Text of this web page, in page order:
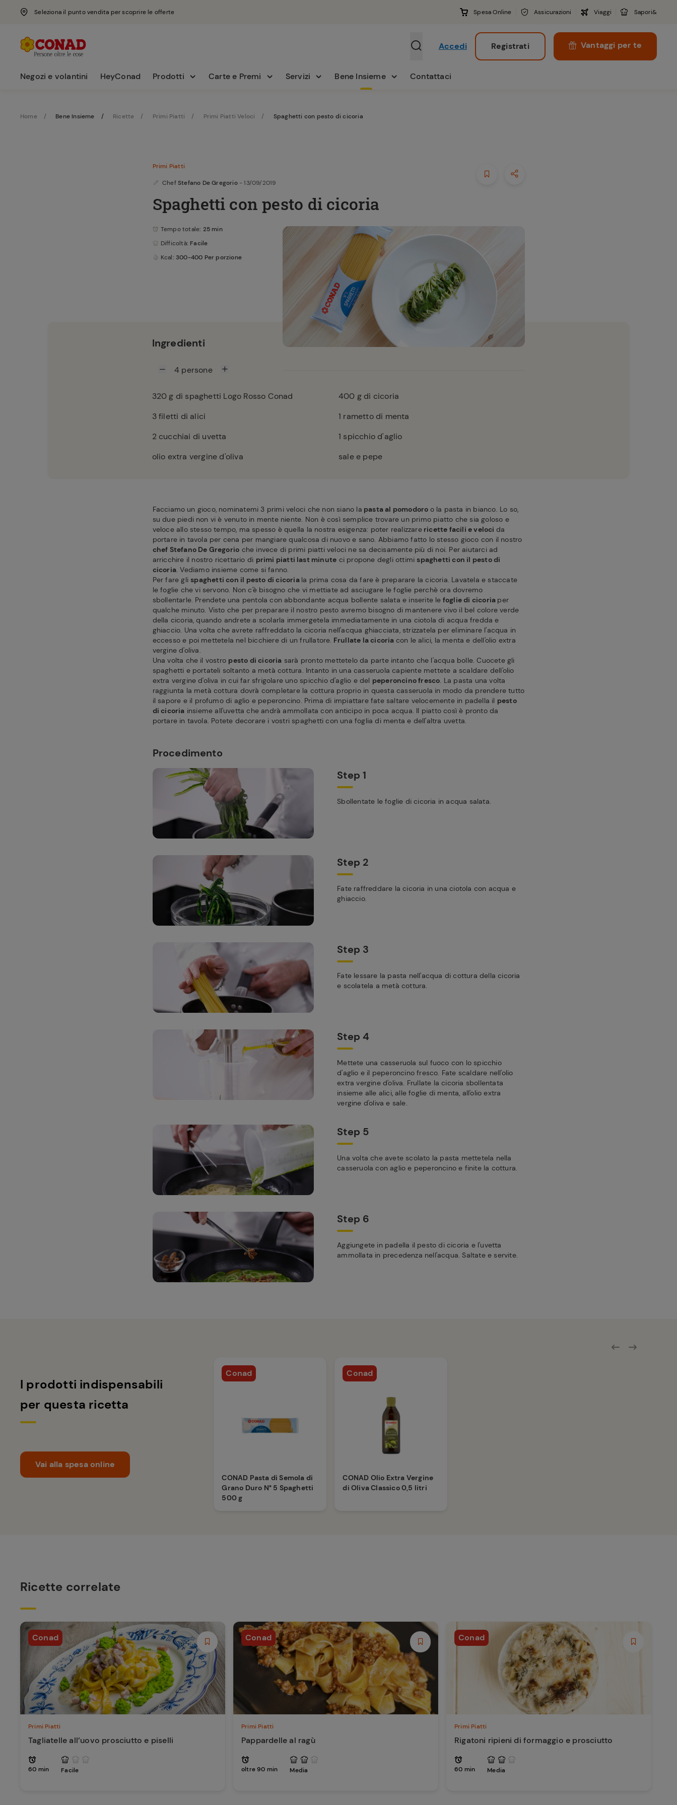
Seleziona il punto vendita per scoprire le offerte Spesa Online Assicurazioni Viaggi Sapori&
Accedi Registrati Vantaggi per te
Negozi e volantini HeyConad Prodotti Carte e Premi Servizi Bene Insieme Contattaci
Home Bene Insieme Ricette Primi Piatti Primi Piatti Veloci Spaghetti con pesto di cicoria
Primi Piatti
Chef Stefano De Gregorio - 13/09/2019
Spaghetti con pesto di cicoria
Tempo totale: 25 min
Difficoltà: Facile
Kcal: 300-400 Per porzione
Ingredienti
4 persone
320g di spaghetti Logo Rosso Conad 400 g di cicoria
3filetti di alici 1 rametto di menta
2cucchiai di uvetta 1 spicchio d'aglio
olio extra vergine d'oliva
sale e pepe
Facciamo un gioco, nominatemi 3 primi veloci che non siano la pasta al pomodoro o la pasta in bianco. Lo so,
su due piedi non vi è venuto in mente niente. Non è così semplice trovare un primo piatto che sia goloso e
veloce allo stesso tempo, ma spesso è quella la nostra esigenza: poter realizzarericette facili e veloci da
portare in tavola per cena per mangiare qualcosa di nuovo e sano. Abbiamo fatto lo stesso gioco con il nostro
chef Stefano De Gregorio che invece di primi piatti veloci ne sa decisamente più di noi. Per aiutarci ad
arricchire il nostro ricettario di primi piatti last minute ci propone degli ottimi spaghetti con il pesto di
cicoria. Vediamo insieme come si fanno.
Per fare gli spaghetti con il pesto di cicoria la prima cosa da fare è preparare la cicoria. Lavatela e staccate
le foglie che vi servono. Non c'è bisogno che vi mettiate ad asciugare le foglie perchè ora dovremo
sbollentarle. Prendete una pentola con abbondante acqua bollente salata e inserite le foglie di cicoria per
qualche minuto. Visto che per preparare il nostro pesto avremo bisogno di mantenere vivo il bel colore verde
della cicoria, quando andrete a scolarla immergetela immediatamente in una ciotola di acqua fredda e
ghiaccio. Una volta che avrete raffreddato la cicoria nell'acqua ghiacciata, strizzatela per eliminare l'acqua in
eccesso e poi mettetela nel bicchiere di un frullatore. Frullate la cicoria con le alici, la menta e dell'olio extra
vergine d'oliva.
Una volta che il vostro pesto di cicoria sarà pronto mettetelo da parte intanto che l'acqua bolle. Cuocete gli
spaghetti e portateli soltanto a metà cottura. Intanto in una casseruola capiente mettete a scaldare dell'olio
extra vergine d'oliva in cui far sfrigolare uno spicchio d'aglio e del peperoncino fresco. La pasta una volta
raggiunta la metà cottura dovrà completare la cottura proprio in questa casseruola in modo da prendere tutto
il sapore e il profumo di aglio e peperoncino. Prima di impiattare fate saltare velocemente in padella il pesto
di cicoria insieme all'uvetta che andrà ammollata con anticipo in poca acqua. Il piatto così è pronto da
portare in tavola. Potete decorare i vostri spaghetti con una foglia di menta e dell'altra uvetta.
Procedimento
Step 1
Sbollentate le foglie di cicoria in acqua salata.
Step 2
Fate raffreddare la cicoria in una ciotola con acqua e
ghiaccio.
Step 3
Fate lessare la pasta nell'acqua di cottura della cicoria
e scolatela a metà cottura.
Step 4
Mettete una casseruola sul fuoco con lo spicchio
d'aglio e il peperoncino fresco. Fate scaldare nell'olio
extra vergine d'oliva. Frullate la cicoria sbollentata
insieme alle alici, alle foglie di menta, all'olio extra
vergine d'oliva e sale.
Step 5
Una volta che avete scolato la pasta mettetela nella
casseruola con aglio e peperoncino e finite la cottura.
Step 6
Aggiungete in padella il pesto di cicoria e l'uvetta
ammollata in precedenza nell'acqua. Saltate e servite.
I prodotti indispensabili
per questa ricetta
Vai alla spesa online
Conad
CONAD Pasta di Semola di
Grano Duro N° 5 Spaghetti
500 g
Conad
CONAD Olio Extra Vergine
di Oliva Classico 0,5 litri
Ricette correlate
Conad
Primi Piatti
Tagliatelle all’uovo prosciutto e piselli
60 min Facile
Conad
Primi Piatti
Pappardelle al ragù
oltre 90 min Media
Conad
Primi Piatti
Rigatoni ripieni di formaggio e prosciutto
60 min Media